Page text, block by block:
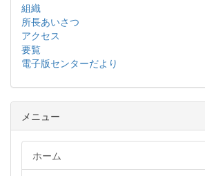
組織
所長あいさつ
アクセス
要覧
電子版センターだより
メニュー
ホーム